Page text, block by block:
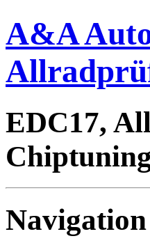
A&A
EDC17,
Navigation